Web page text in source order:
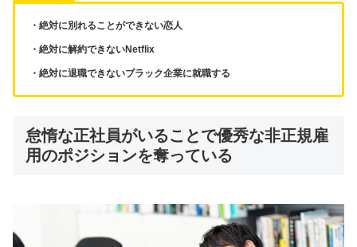
・絶対に別れることができない恋人
・絶対に解約できないNetflix
・絶対に退職できないブラック企業に就職する
怠惰な正社員がいることで優秀な非正規雇
用のポジションを奪っている